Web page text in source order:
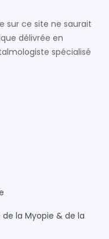
sur ce site ne saurait
délivrée en
spécialisé
la Myopie & de la